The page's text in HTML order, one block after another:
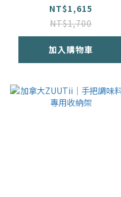
NT$1,615
NT$1,700
加入購物車